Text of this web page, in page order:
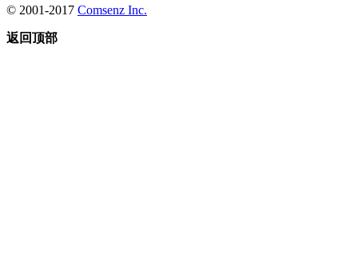
© 2001-2017 Comsenz Inc.
返回顶部